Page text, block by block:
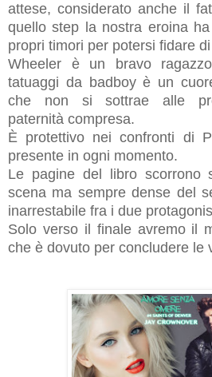
attese, considerato anche il
quello step la nostra eroina
propri timori per potersi fidare
Wheeler è un bravo
tatuaggi da badboy è un
che non si sottrae alle
paternità compresa.
È protettivo nei confronti di
presente in ogni momento.
Le pagine del libro scorrono
scena ma sempre dense del
inarrestabile fra i due
Solo verso il finale avremo il
che è dovuto per concludere le